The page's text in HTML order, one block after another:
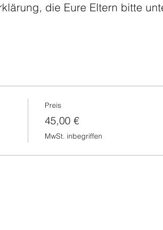
die Eure Eltern bitte
Preis
45,00 €
MwSt. inbegriffen